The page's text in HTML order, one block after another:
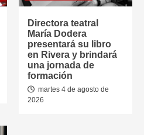
Directora teatral
María Dodera
presentará su libro
en Rivera y brindará
una jornada de
formación
martes 4 de agosto de
2026